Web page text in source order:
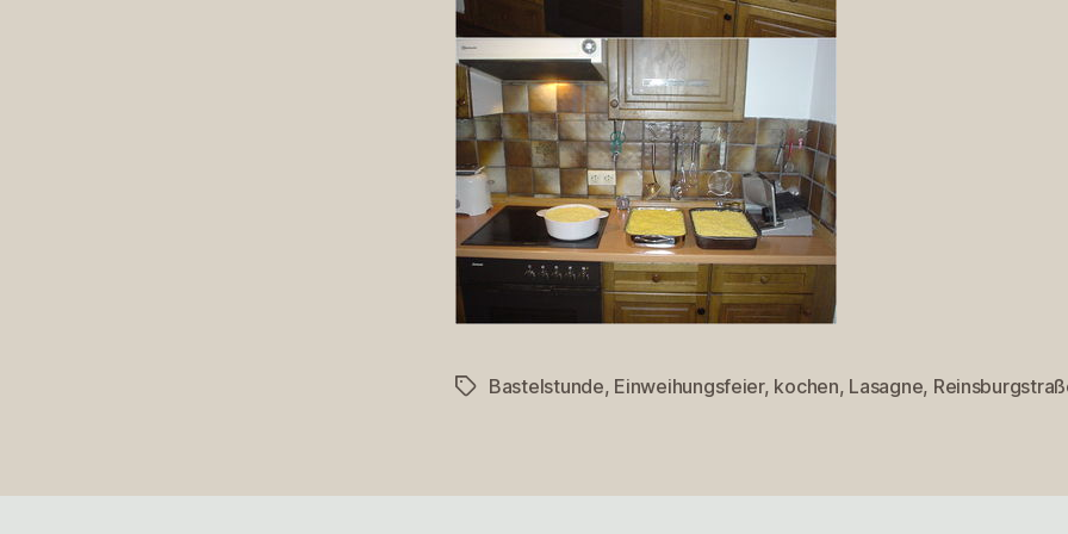
Schlagwörter
Bastelstunde, Einweihungsfeier, kochen, Lasagne,